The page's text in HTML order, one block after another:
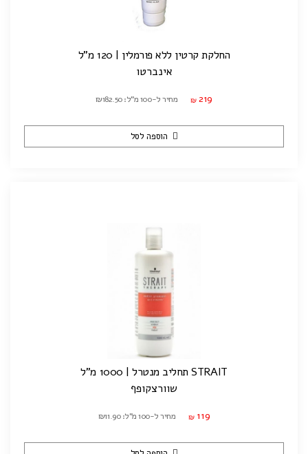
החלקת קרטין ללא פורמלין | 120 מ"ל
אינברטו
₪ 219 מחיר ל-100 מ"ל: ₪182.50
הוספה לסל
STRAIT תחליב מנטרל | 1000 מ"ל
שוורצקופף
₪ 119 מחיר ל-100 מ"ל: ₪11.90